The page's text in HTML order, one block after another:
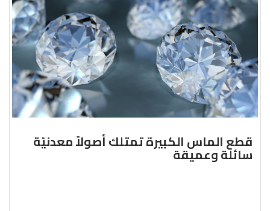
قطع الماس الكبيرة تمتلك أصولاً معدنيّة
سائلة وعميقة